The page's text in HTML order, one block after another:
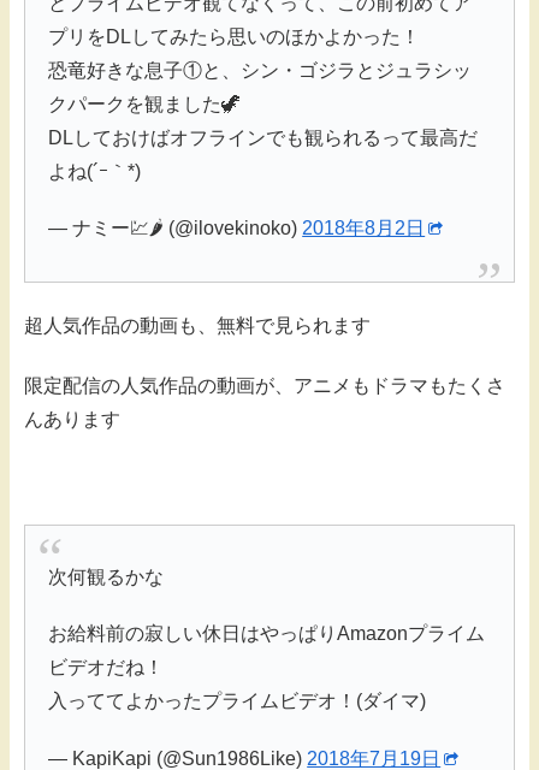
プリをDLしてみたら思いのほかよかった！
恐竜好きな息子①と、シン・ゴジラとジュラシッ
クパークを観ました🦖
DLしておけばオフラインでも観られるって最高だ
よね(´ｰ｀*)
— ナミー💹🌶 (@ilovekinoko) 2018年8月2日
超人気作品の動画も、無料で見られます
限定配信の人気作品の動画が、アニメもドラマもたくさ
んあります
次何観るかな
お給料前の寂しい休日はやっぱりAmazonプライム
ビデオだね！
入っててよかったプライムビデオ！(ダイマ)
— KapiKapi (@Sun1986Like) 2018年7月19日